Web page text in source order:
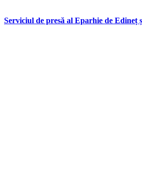
Serviciul de presă al Eparhie de Edineț